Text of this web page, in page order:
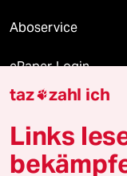
Aboservice
ePaper Login
Downloads für
taz zahl ich
Links